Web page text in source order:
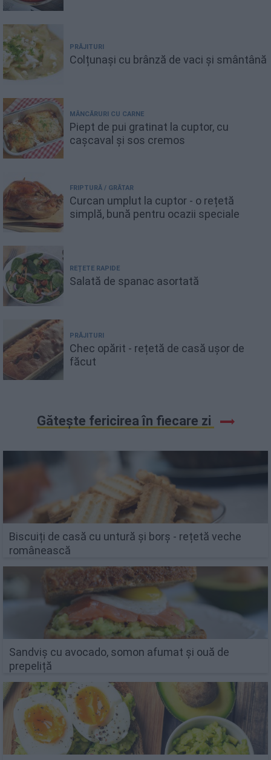
PRĂJITURI
Colțunași cu brânză de vaci și smântână
MÂNCĂRURI CU CARNE
Piept de pui gratinat la cuptor, cu
cașcaval și sos cremos
FRIPTURĂ / GRĂTAR
Curcan umplut la cuptor - o rețetă
simplă, bună pentru ocazii speciale
REȚETE RAPIDE
Salată de spanac asortată
PRĂJITURI
Chec opărit - rețetă de casă ușor de
făcut
Gătește fericirea în fiecare zi
Biscuiți de casă cu untură și borș - rețetă veche
românească
Sandviș cu avocado, somon afumat și ouă de
prepeliță